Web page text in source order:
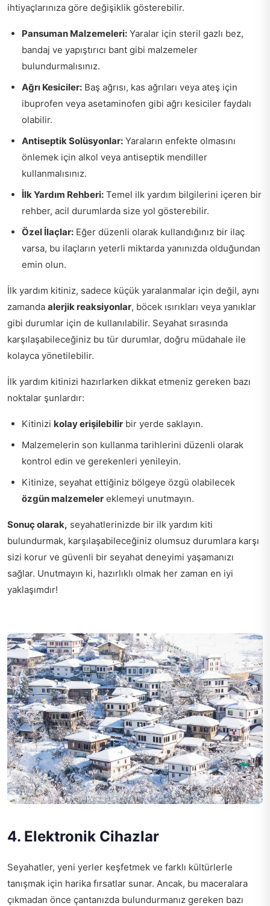
ihtiyaçlarınıza göre değişiklik gösterebilir.
Pansuman Malzemeleri: Yaralar için steril gazlı bez,
bandaj ve yapıştırıcı bant gibi malzemeler
bulundurmalısınız.
Ağrı Kesiciler: Baş ağrısı, kas ağrıları veya ateş için
ibuprofen veya asetaminofen gibi ağrı kesiciler faydalı
olabilir.
Antiseptik Solüsyonlar: Yaraların enfekte olmasını
önlemek için alkol veya antiseptik mendiller
kullanmalısınız.
İlk Yardım Rehberi: Temel ilk yardım bilgilerini içeren bir
rehber, acil durumlarda size yol gösterebilir.
Özel İlaçlar: Eğer düzenli olarak kullandığınız bir ilaç
varsa, bu ilaçların yeterli miktarda yanınızda olduğundan
emin olun.
İlk yardım kitiniz, sadece küçük yaralanmalar için değil, aynı
zamanda alerjik reaksiyonlar, böcek ısırıkları veya yanıklar
gibi durumlar için de kullanılabilir. Seyahat sırasında
karşılaşabileceğiniz bu tür durumlar, doğru müdahale ile
kolayca yönetilebilir.
İlk yardım kitinizi hazırlarken dikkat etmeniz gereken bazı
noktalar şunlardır:
Kitinizi kolay erişilebilir bir yerde saklayın.
Malzemelerin son kullanma tarihlerini düzenli olarak
kontrol edin ve gerekenleri yenileyin.
Kitinize, seyahat ettiğiniz bölgeye özgü olabilecek
özgün malzemeler eklemeyi unutmayın.
Sonuç olarak, seyahatlerinizde bir ilk yardım kiti
bulundurmak, karşılaşabileceğiniz olumsuz durumlara karşı
sizi korur ve güvenli bir seyahat deneyimi yaşamanızı
sağlar. Unutmayın ki, hazırlıklı olmak her zaman en iyi
yaklaşımdır!
4. Elektronik Cihazlar
Seyahatler, yeni yerler keşfetmek ve farklı kültürlerle
tanışmak için harika fırsatlar sunar. Ancak, bu maceralara
çıkmadan önce çantanızda bulundurmanız gereken bazı